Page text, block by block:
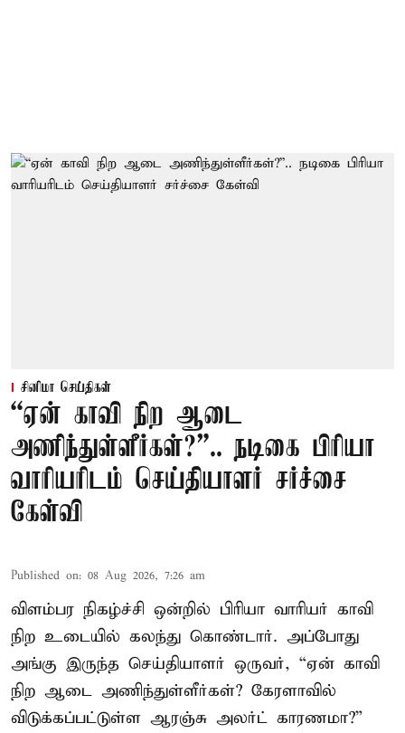
சினிமா செய்திகள்
“ஏன் காவி நிற ஆடை
அணிந்துள்ளீர்கள்?”.. நடிகை பிரியா
வாரியரிடம் செய்தியாளர் சர்ச்சை
கேள்வி
Published on: 08 Aug 2026, 7:26 am
விளம்பர நிகழ்ச்சி ஒன்றில் பிரியா வாரியர் காவி
நிற உடையில் கலந்து கொண்டார். அப்போது
அங்கு இருந்த செய்தியாளர் ஒருவர், “ஏன் காவி
நிற ஆடை அணிந்துள்ளீர்கள்? கேரளாவில்
விடுக்கப்பட்டுள்ள ஆரஞ்சு அலர்ட் காரணமா?”